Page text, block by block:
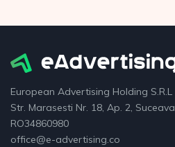
European Advertising Holding S.R.L
Str. Marasesti Nr. 18, Ap. 2, Suceava
RO34860980
office@e-advertising.co